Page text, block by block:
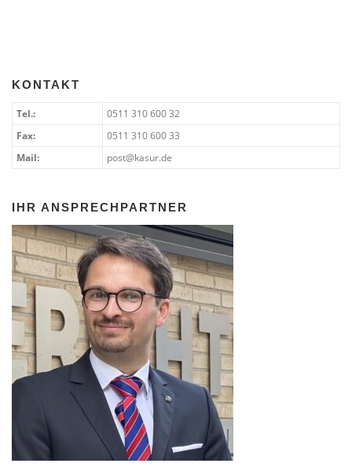
KONTAKT
Tel.:
0511 310 600 32
Fax:
0511 310 600 33
Mail:
post@kasur.de
IHR ANSPRECHPARTNER